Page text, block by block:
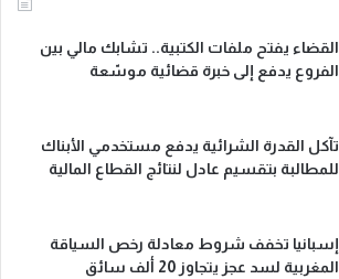
القضاء يفتح ملفات الكتبية.. تشابك مالي بين
الفروع يدفع إلى خبرة قضائية موسّعة
تآكل القدرة الشرائية يدفع مستخدمي الأبناك
للمطالبة بتقسيم عادل لنتائج القطاع المالية
إسبانيا تخفف شروط معادلة رخص السياقة
المغربية لسد عجز يتجاوز 20 ألف سائق